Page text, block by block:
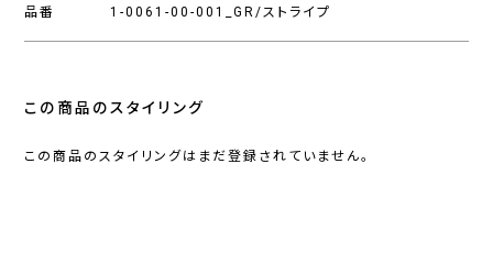
品番 1-0061-00-001_GR/ストライプ
この商品のスタイリング
この商品のスタイリングはまだ登録されていません。